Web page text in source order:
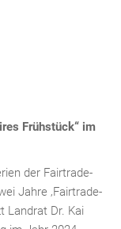
Frühstück“ im
der Fairtrade-
Jahre ‚Fairtrade-
Landrat Dr. Kai